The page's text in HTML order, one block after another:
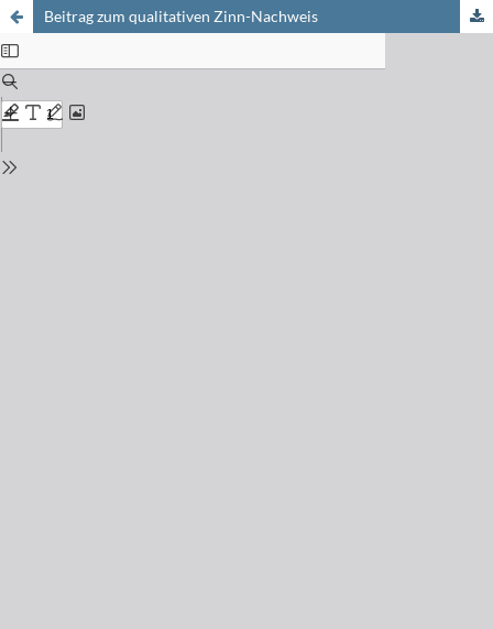
Beitrag zum qualitativen Zinn-Nachweis